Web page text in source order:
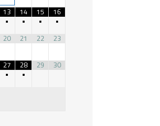
13
•
14
•
15
•
16
•
20 21 22 23
27
•
28
•
29 30